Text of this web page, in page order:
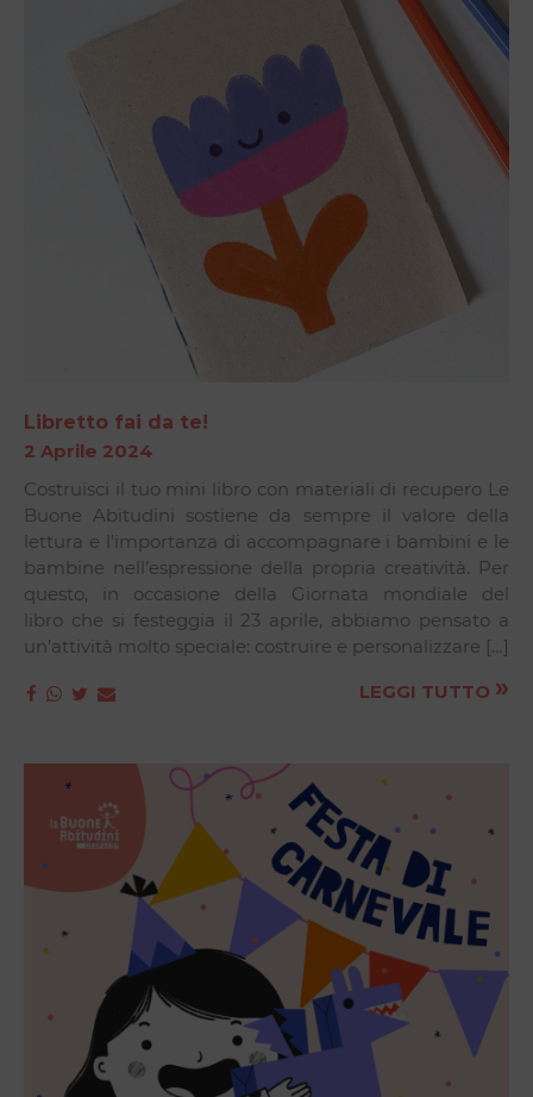
Libretto fai da te!
2 Aprile 2024
Costruisci il tuo mini libro con materiali di recupero Le
Buone Abitudini sostiene da sempre il valore della
lettura e l’importanza di accompagnare i bambini e le
bambine nell’espressione della propria creatività. Per
questo, in occasione della Giornata mondiale del
libro che si festeggia il 23 aprile, abbiamo pensato a
un’attività molto speciale: costruire e personalizzare […]
LEGGI TUTTO »